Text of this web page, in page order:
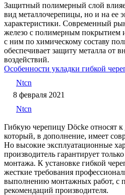
Защитный полимерный слой
вид металлочерепицы, но и на ее
характеристики. Современный
железо с полимерным покрытием
с ним по химическому составу
обеспечивает защиту металла от
воздействий.
Особенности укладки гибкой
Ntcn
8 февраля 2021
Ntcn
Гибкую черепицу Döcke относят
который, в дополнение, имеет
Но высокие эксплуатационные
производитель гарантирует
монтажа. К установке гибкой
жесткие требования
выполнению монтажных работ, с
рекомендаций производителя.